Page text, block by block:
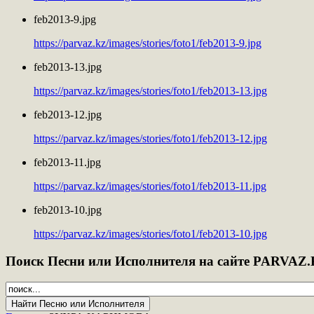
feb2013-9.jpg
https://parvaz.kz/images/stories/foto1/feb2013-9.jpg
feb2013-13.jpg
https://parvaz.kz/images/stories/foto1/feb2013-13.jpg
feb2013-12.jpg
https://parvaz.kz/images/stories/foto1/feb2013-12.jpg
feb2013-11.jpg
https://parvaz.kz/images/stories/foto1/feb2013-11.jpg
feb2013-10.jpg
https://parvaz.kz/images/stories/foto1/feb2013-10.jpg
Поиск Песни или Исполнителя на сайте